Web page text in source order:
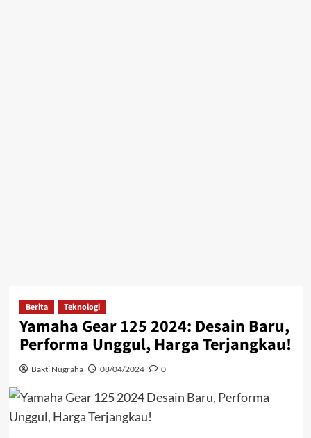
Berita Teknologi
Yamaha Gear 125 2024: Desain Baru,
Performa Unggul, Harga Terjangkau!
Bakti Nugraha 08/04/2024 0